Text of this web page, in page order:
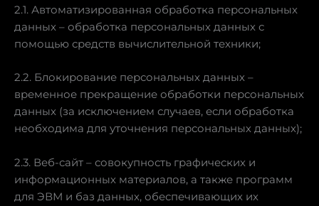
2.1. Автоматизированная обработка персональных
данных – обработка персональных данных с
помощью средств вычислительной техники;
2.2. Блокирование персональных данных –
временное прекращение обработки персональных
данных (за исключением случаев, если обработка
необходима для уточнения персональных данных);
2.3. Веб-сайт – совокупность графических и
информационных материалов, а также программ
для ЭВМ и баз данных, обеспечивающих их